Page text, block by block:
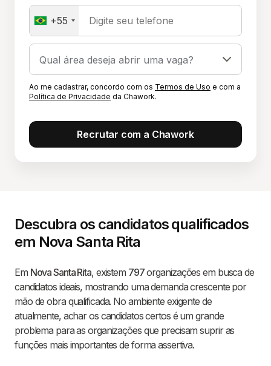
+55 Digite seu telefone
Ao me cadastrar, concordo com os Termos de Uso e com a
Política de Privacidade da Chawork.
Recrutar com a Chawork
Descubra os candidatos qualificados
em Nova Santa Rita
Em Nova Santa Rita, existem 797organizações em busca de
candidatos ideais, mostrando uma demanda crescente por
mão de obra qualificada. No ambiente exigente de
atualmente, achar os candidatos certos é um grande
problema para as organizações que precisam suprir as
funções mais importantes de forma assertiva.